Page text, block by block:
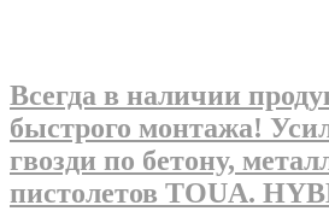
Всегда в наличии
быстрого монтажа!
гвозди по бетону,
пистолетов TOUA.